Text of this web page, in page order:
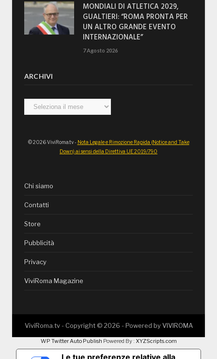
MONDIALI DI ATLETICA 2029,
GUALTIERI: “ROMA PRONTA PER
UN ALTRO GRANDE EVENTO
INTERNAZIONALE”
7 Agosto 2026
ARCHIVI
Archivi
© 2026 ViviRoma.tv - Nota Legale e Rimozione Rapida (Notice and Take
Down) ai sensi della Direttiva UE 2019/790
Chi siamo
Contatti
Store
Pubblicità
Privacy
ViviRoma Magazine
ViviRoma.tv - Copyright © 2026 - Powered byVIVIROMA
WP Twitter Auto Publish Powered By : XYZScripts.com
Le tue preferenze relative alla